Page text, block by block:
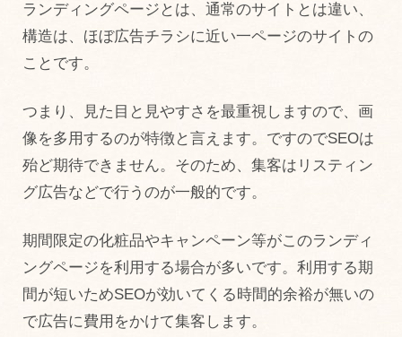
ランディングページとは、通常のサイトとは違い、
構造は、ほぼ広告チラシに近い一ページのサイトの
ことです。
つまり、見た目と見やすさを最重視しますので、画
像を多用するのが特徴と言えます。ですのでSEOは
殆ど期待できません。そのため、集客はリスティン
グ広告などで行うのが一般的です。
期間限定の化粧品やキャンペーン等がこのランディ
ングページを利用する場合が多いです。利用する期
間が短いためSEOが効いてくる時間的余裕が無いの
で広告に費用をかけて集客します。